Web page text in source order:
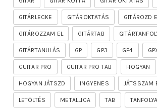
GITÁRLECKE GITÁROKTATÁS GITÁROZD
GITÁROZZAM EL GITÁRTAB
GITÁRTANULÁS GP GP3 GP4
GUITAR PRO GUITAR PRO TAB HOGYAN
HOGYAN JÁTSZD INGYENES JÁTSSZAM
LETÖLTÉS METALLICA TAB